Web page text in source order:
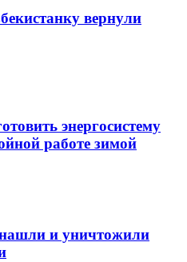
вернули
энергосистему
работе зимой
и уничтожили